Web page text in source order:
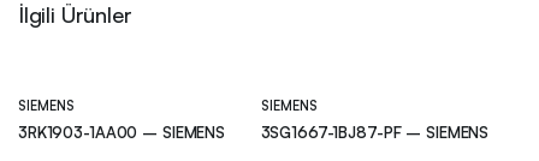
İlgili Ürünler
SIEMENS
3RK1903-1AA00 – SIEMENS
SIEMENS
3SG1667-1BJ87-PF – SIEMENS